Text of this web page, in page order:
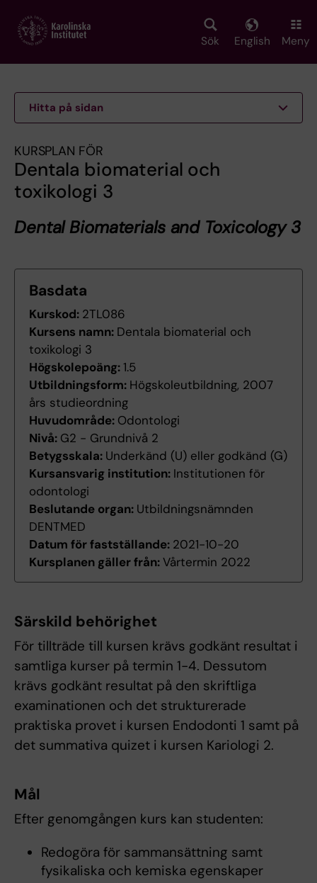
main
Sök English Meny
Hitta på sidan
KURSPLAN FÖR
Dentala biomaterial och
toxikologi 3
Dental Biomaterials and Toxicology 3
Basdata
Kurskod: 2TL086
Kursens namn: Dentala biomaterial och
toxikologi 3
Högskolepoäng:1.5
Utbildningsform: Högskoleutbildning, 2007
års studieordning
Huvudområde: Odontologi
Nivå: G2 - Grundnivå 2
Betygsskala: Underkänd (U) eller godkänd (G)
Kursansvarig institution: Institutionen för
odontologi
Beslutande organ: Utbildningsnämnden
DENTMED
Datum för fastställande: 2021-10-20
Kursplanen gäller från:Vårtermin 2022
Särskild behörighet
För tillträde till kursen krävs godkänt resultat i
samtliga kurser på termin 1-4. Dessutom
krävs godkänt resultat på den skriftliga
examinationen och det strukturerade
praktiska provet i kursen Endodonti 1 samt på
det summativa quizet i kursen Kariologi 2.
Mål
Efter genomgången kurs kan studenten:
Redogöra för sammansättning samt
fysikaliska och kemiska egenskaper